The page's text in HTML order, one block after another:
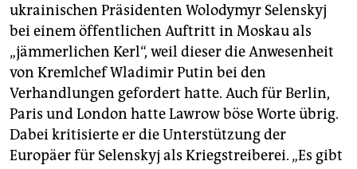
ukrainischen Präsidenten Wolodymyr Selenskyj
bei einem öffentlichen Auftritt in Moskau als
„jämmerlichen Kerl“, weil dieser die Anwesenheit
von Kremlchef Wladimir Putin bei den
Verhandlungen gefordert hatte. Auch für Berlin,
Paris und London hatte Lawrow böse Worte übrig.
Dabei kritisierte er die Unterstützung der
Europäer für Selenskyj als Kriegstreiberei. „Es gibt